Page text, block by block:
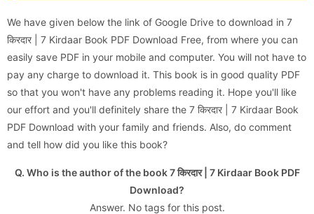
We have given below the link of Google Drive to download in 7
किरदार | 7 Kirdaar Book PDF Download Free, from where you can
easily save PDF in your mobile and computer. You will not have to
pay any charge to download it. This book is in good quality PDF
so that you won't have any problems reading it. Hope you'll like
our effort and you'll definitely share the 7 किरदार | 7 Kirdaar Book
PDF Download with your family and friends. Also, do comment
and tell how did you like this book?
Q. Who is the author of the book 7 किरदार | 7 Kirdaar Book PDF
Download?
Answer. No tags for this post.